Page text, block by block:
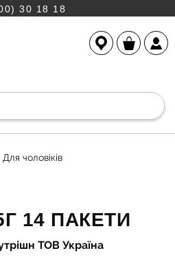
30 18 18
Для чоловіків
14 ПАКЕТИ
ТОВ Україна